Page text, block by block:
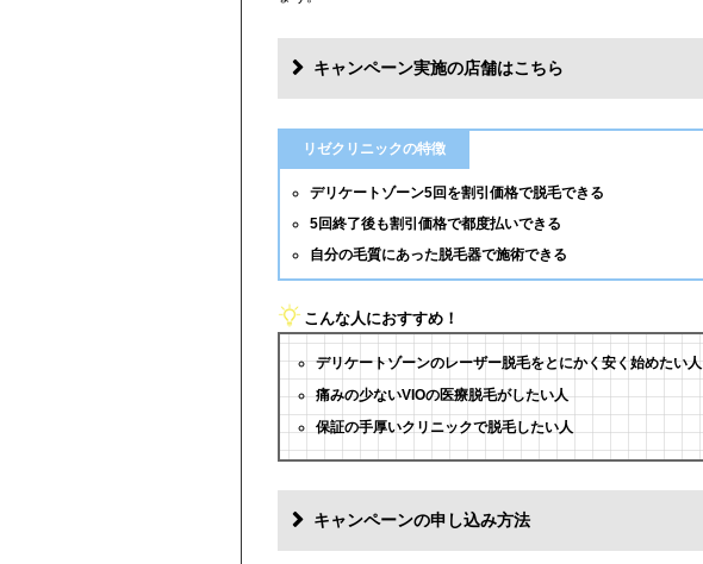
キャンペーン実施の店舗はこちら
リゼクリニックの特徴
デリケートゾーン5回を割引価格で脱毛できる
5回終了後も割引価格で都度払いできる
自分の毛質にあった脱毛器で施術できる
こんな人におすすめ！
デリケートゾーンのレーザー脱毛をとにかく安く始めたい人
痛みの少ないVIOの医療脱毛がしたい人
保証の手厚いクリニックで脱毛したい人
キャンペーンの申し込み方法